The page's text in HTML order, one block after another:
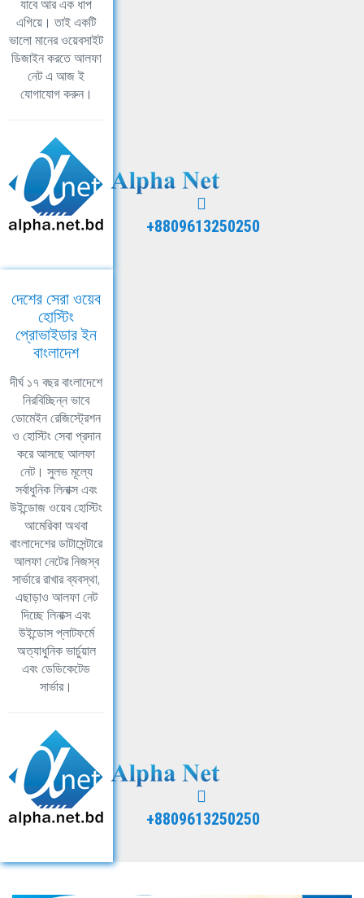
যাবে আর এক ধাপ
এগিয়ে। তাই একটি
ভালো মানের ওয়েবসাইট
ডিজাইন করতে আলফা
নেট এ আজ ই
যোগাযোগ করুন।
+8809613250250
দেশের সেরা ওয়েব
হোস্টিং
প্রোভাইডার ইন
বাংলাদেশ
দীর্ঘ ১৭ বছর বাংলাদেশে
নিরবিচ্ছিন্ন ভাবে
ডোমেইন রেজিস্ট্রেশন
ও হোস্টিং সেবা প্রদান
করে আসছে আলফা
নেট। সুলভ মূল্যে
সর্বাধুনিক লিনাক্স এবং
উইন্ডোজ ওয়েব হোস্টিং
আমেরিকা অথবা
বাংলাদেশের ডাটাসেন্টারে
আলফা নেটের নিজস্ব
সার্ভারে রাখার ব্যবস্থা,
এছাড়াও আলফা নেট
দিচ্ছে লিনাক্স এবং
উইন্ডোস প্লাটফর্মে
অত্যাধুনিক ভার্চুয়াল
এবং ডেডিকেটেড
সার্ভার।
+8809613250250